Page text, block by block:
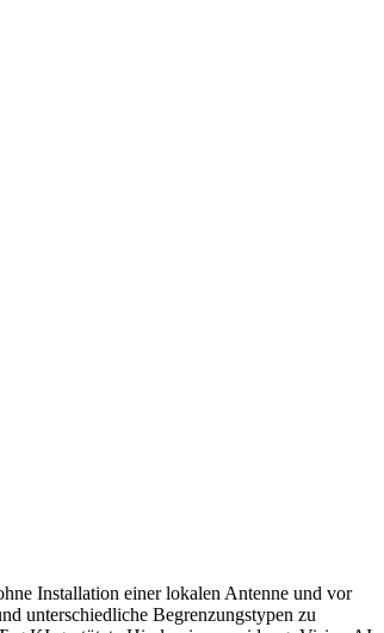
Installation einer lokalen Antenne und vor
unterschiedliche Begrenzungstypen zu